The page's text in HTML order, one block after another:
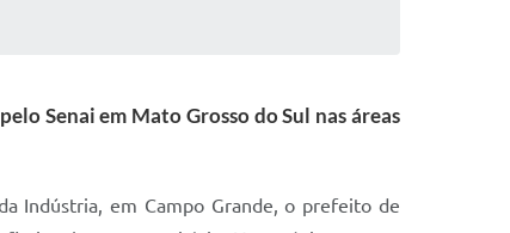
Senai em Mato Grosso do Sul nas áreas
Indústria, em Campo Grande, o prefeito de